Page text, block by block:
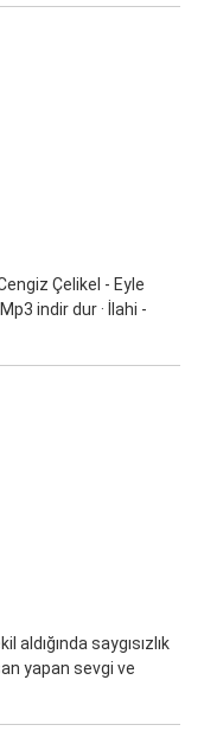
Çelikel - Eyle
indir dur · İlahi -
aldığında saygısızlık
yapan sevgi ve